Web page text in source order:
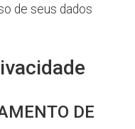
de seus dados
DE